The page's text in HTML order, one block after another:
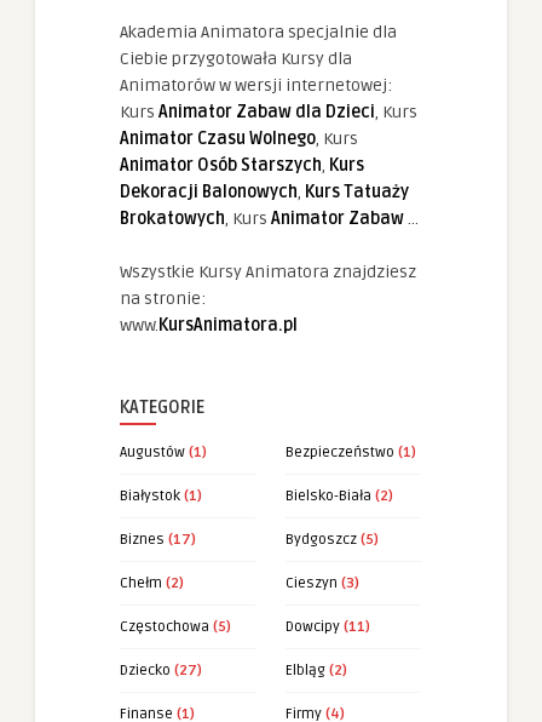
Akademia Animatora specjalnie dla
Ciebie przygotowała Kursy dla
Animatorów w wersji internetowej:
Kurs Animator Zabaw dla Dzieci, Kurs
Animator Czasu Wolnego, Kurs
Animator Osób Starszych, Kurs
Dekoracji Balonowych, Kurs Tatuaży
Brokatowych, Kurs Animator Zabaw...
Wszystkie Kursy Animatora znajdziesz
na stronie:
www.KursAnimatora.pl
KATEGORIE
Augustów (1) Bezpieczeństwo (1)
Białystok (1) Bielsko-Biała (2)
Biznes (17) Bydgoszcz (5)
Chełm (2) Cieszyn (3)
Częstochowa (5) Dowcipy (11)
Dziecko (27) Elbląg (2)
Finanse (1) Firmy (4)